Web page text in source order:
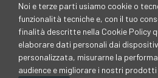
Noi e terze parti usiamo cookie o
funzionalità tecniche e, con il tuo
finalità descritte nella Cookie Policy
elaborare dati personali dai
personalizzata, misurarne la
audience e migliorare i nostri prodotti